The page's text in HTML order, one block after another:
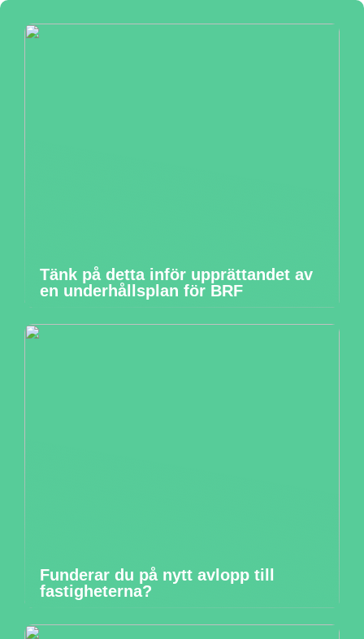
Tänk på detta inför upprättandet av
en underhållsplan för BRF
Funderar du på nytt avlopp till
fastigheterna?